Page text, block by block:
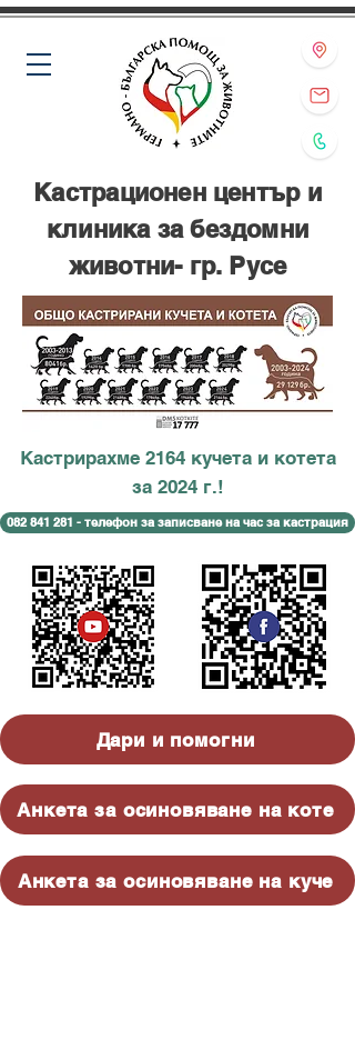
Кастрирахме 2164 кучета и котета
за 2024 г.!
082 841 281 - телефон за записване на час за кастрация
Кастрационен център и
клиника за бездомни
животни- гр. Русе
Дари и помогни
Анкета за осиновяване на коте
Анкета за осиновяване на куче